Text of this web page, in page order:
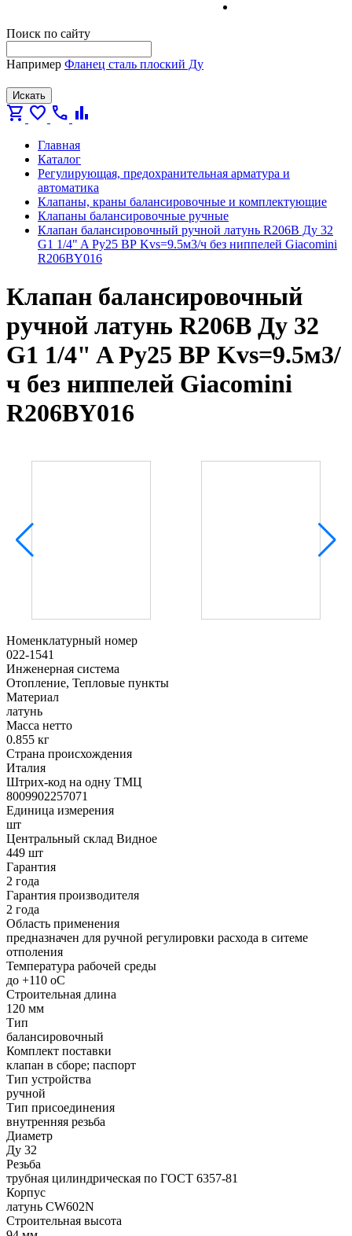
Поиск по сайту
Например Фланец сталь плоский Ду
Искать
shopping_cart favorite call bar_chart
Главная
Каталог
Регулирующая, предохранительная арматура и
автоматика
Клапаны, краны балансировочные и комплектующие
Клапаны балансировочные ручные
Клапан балансировочный ручной латунь R206B Ду 32
G1 1/4" A Ру25 ВР Kvs=9.5м3/ч без ниппелей Giacomini
R206BY016
Клапан балансировочный
ручной латунь R206B Ду 32
G1 1/4" A Ру25 ВР Kvs=9.5м3/
ч без ниппелей Giacomini
R206BY016
Номенклатурный номер
022-1541
Инженерная система
Отопление, Тепловые пункты
Материал
латунь
Масса нетто
0.855 кг
Страна происхождения
Италия
Штрих-код на одну ТМЦ
8009902257071
Единица измерения
шт
Центральный склад Видное
449 шт
Гарантия
2 года
Гарантия производителя
2 года
Область применения
предназначен для ручной регулировки расхода в ситеме
отполения
Температура рабочей среды
до +110 oC
Строительная длина
120 мм
Тип
балансировочный
Комплект поставки
клапан в сборе; паспорт
Тип устройства
ручной
Тип присоединения
внутренняя резьба
Диаметр
Ду 32
Резьба
трубная цилиндрическая по ГОСТ 6357-81
Корпус
латунь CW602N
Строительная высота